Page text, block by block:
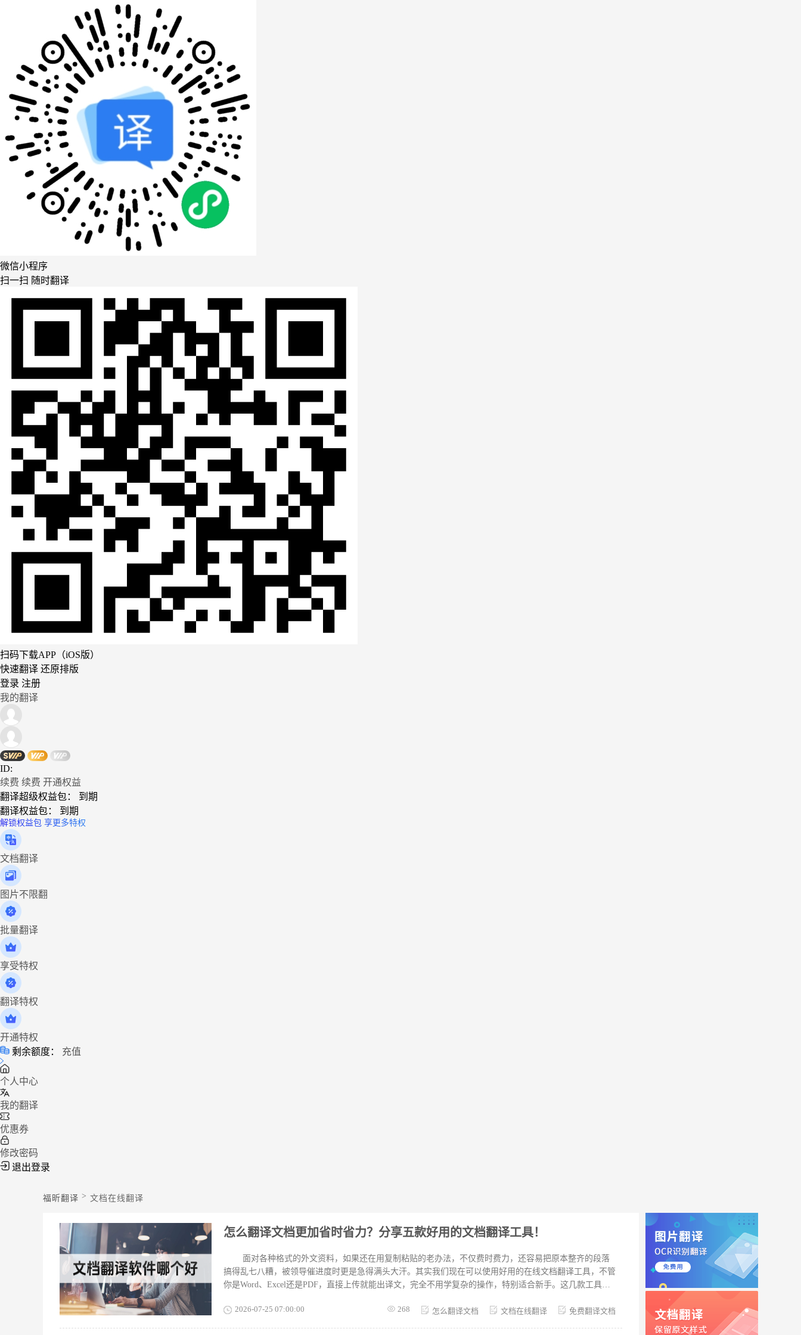
微信小程序
扫一扫 随时翻译
扫码下载APP（iOS版）
快速翻译 还原排版
登录 注册
我的翻译
ID:
续费 续费 开通权益
翻译超级权益包：
到期
翻译权益包：
到期
解锁权益包 享更多特权
文档翻译
图片不限翻
批量翻译
享受特权
翻译特权
开通特权
剩余额度：
充值
个人中心
我的翻译
优惠券
修改密码
退出登录
福昕翻译 > 文档在线翻译
怎么翻译文档更加省时省力？分享五款好用的文档翻译工具！
面对各种格式的外文资料，如果还在用复制粘贴的老办法，不仅费时费力，还容易把原本整齐的段落
搞得乱七八糟，被领导催进度时更是急得满头大汗。其实我们现在可以使用好用的在线文档翻译工具，不管
你是Word、Excel还是PDF，直接上传就能出译文，完全不用学复杂的操作，特别适合新手。这几款工具不
急着要用的外文文件，不妨试试这几款，效率真的会高很多，再也
2026-07-25 07:00:00 268 怎么翻译文档 文档在线翻译 免费翻译文档